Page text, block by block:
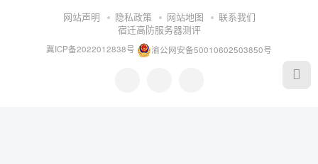
网站声明 隐私政策 网站地图
联系我们
宿迁高防服务器测评
冀ICP备2022012838号 渝公网安备50010602503850号